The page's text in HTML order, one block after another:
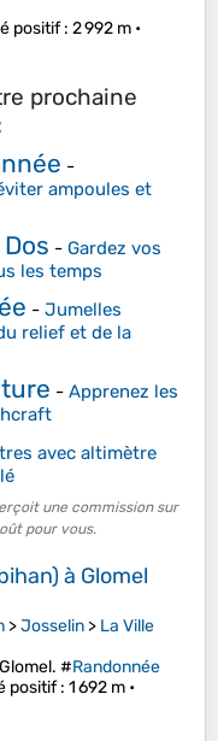
positif: 2 992 m •
prochaine
-
ampoules et
- Gardez vos
les temps
- Jumelles
relief et de la
- Apprenez les
avec altimètre
une commission sur
pour vous.
à Glomel
>Josselin > La Ville
#Randonnée
positif: 1 692 m •